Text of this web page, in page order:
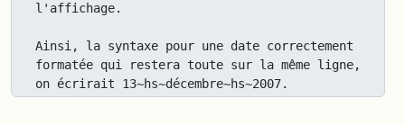
l'affichage.
Ainsi, la syntaxe pour une date correctement
formatée qui restera toute sur la même ligne,
on écrirait 13~hs~décembre~hs~2007.